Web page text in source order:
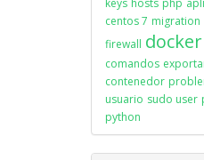
keys hosts php
centos 7 migration
firewall docker
comandos
contenedor
usuario sudo user
python